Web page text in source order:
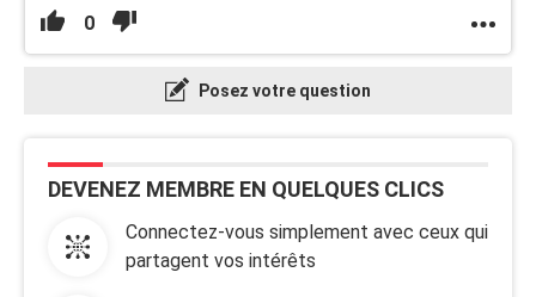
0
Posez votre question
DEVENEZ MEMBRE EN QUELQUES CLICS
Connectez-vous simplement avec ceux qui
partagent vos intérêts